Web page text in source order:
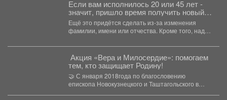
Если вам исполнилось 20 или 45 лет -
значит, пришло время получить новый
паспорт.
Ещё это придётся сделать из-за изменения
фамилии, имени или отчества. Кроме того, надо
️ Акция «Вера и Милосердие»: помогаем
тем, кто защищает Родину!
🤝 С января 2018года по благословению
епископа Новокузнецкого и Таштагольского в